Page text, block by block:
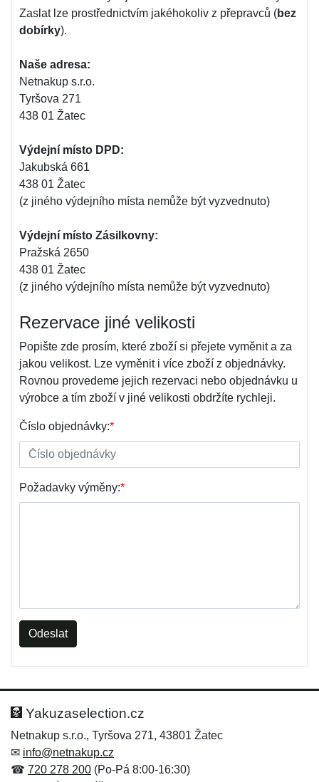
Zaslat lze prostřednictvím jakéhokoliv z přepravců (bez
dobírky).
Naše adresa:
Netnakup s.r.o.
Tyršova 271
438 01 Žatec
Výdejní místo DPD:
Jakubská 661
438 01 Žatec
(z jiného výdejního místa nemůže být vyzvednuto)
Výdejní místo Zásilkovny:
Pražská 2650
438 01 Žatec
(z jiného výdejního místa nemůže být vyzvednuto)
Rezervace jiné velikosti
Popište zde prosím, které zboží si přejete vyměnit a za
jakou velikost. Lze vyměnit i více zboží z objednávky.
Rovnou provedeme jejich rezervaci nebo objednávku u
výrobce a tím zboží v jiné velikosti obdržíte rychleji.
Číslo objednávky:*
Požadavky výměny:*
Odeslat
Yakuzaselection.cz
Netnakup s.r.o., Tyršova 271, 43801 Žatec
✉ info@netnakup.cz
☎ 720 278 200 (Po-Pá 8:00-16:30)